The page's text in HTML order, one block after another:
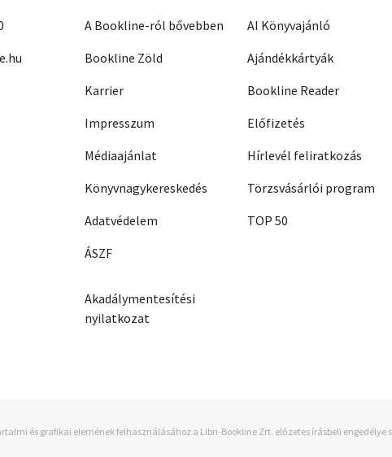
A Bookline-ról bővebben
Bookline Zöld
Karrier
Impresszum
Médiaajánlat
Könyvnagykereskedés
Adatvédelem
ÁSZF
Akadálymentesítési
nyilatkozat
AI Könyvajánló
Ajándékkártyák
Bookline Reader
Előfizetés
Hírlevél feliratkozás
Törzsvásárlói program
TOP 50
és grafikai elemének felhasználásához a Libri-Bookline Zrt. előzetes írásbeli engedélye